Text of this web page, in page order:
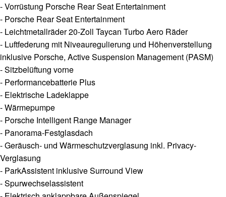
- Vorrüstung Porsche Rear Seat Entertainment
- Porsche Rear Seat Entertainment
- Leichtmetallräder 20-Zoll Taycan Turbo Aero Räder
- Luftfederung mit Niveauregulierung und Höhenverstellung
inklusive Porsche, Active Suspension Management (PASM)
- Sitzbelüftung vorne
- Performancebatterie Plus
- Elektrische Ladeklappe
- Wärmepumpe
- Porsche Intelligent Range Manager
- Panorama-Festglasdach
- Geräusch- und Wärmeschutzverglasung inkl. Privacy-
Verglasung
- ParkAssistent inklusive Surround View
- Spurwechselassistent